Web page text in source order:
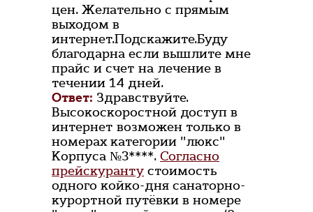
цен. Желательно с прямым
выходом в
интернет.Подскажите.Буду
благодарна если вышлите мне
прайс и счет на лечение в
течении 14 дней.
Ответ: Здравствуйте.
Высокоскоростной доступ в
интернет возможен только в
номерах категории "люкс"
Корпуса №3****. Согласно
прейскуранту стоимость
одного койко-дня санаторно-
курортной путёвки в номере